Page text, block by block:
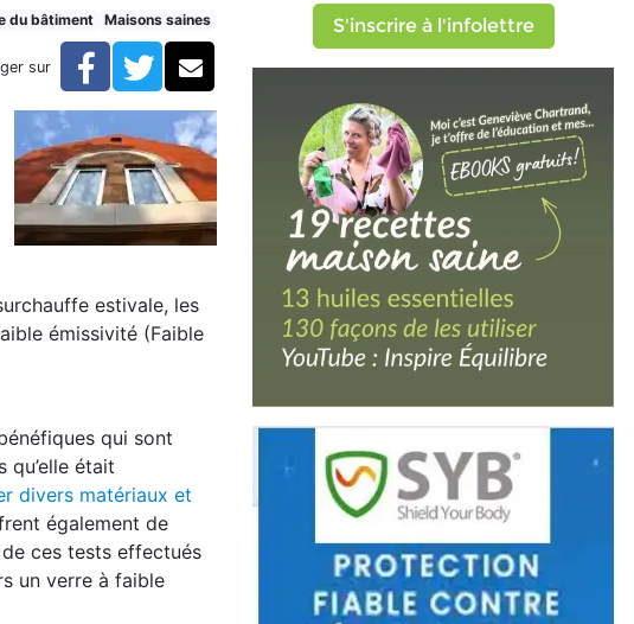
du bâtiment Maisons saines
sur Facebook
TwitterCourriel
estivale, les
émissivité (Faible
qui sont
était
divers matériaux et
également de
ces tests effectués
un verre à faible
S'inscrire à l'infolettre